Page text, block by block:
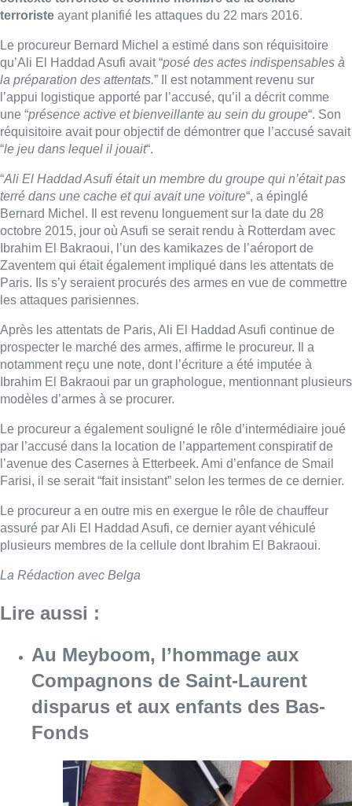
terroriste ayant planifié les attaques du 22 mars 2016.
Le procureur Bernard Michel a estimé dans son réquisitoire
qu’Ali El Haddad Asufi avait “posé des actes indispensables à
la préparation des attentats.” Il est notamment revenu sur
l’appui logistique apporté par l’accusé, qu’il a décrit comme
une “présence active et bienveillante au sein du groupe“. Son
réquisitoire avait pour objectif de démontrer que l’accusé savait
“le jeu dans lequel il jouait“.
“Ali El Haddad Asufi était un membre du groupe qui n’était pas
terré dans une cache et qui avait une voiture“, a épinglé
Bernard Michel. Il est revenu longuement sur la date du 28
octobre 2015, jour où Asufi se serait rendu à Rotterdam avec
Ibrahim El Bakraoui, l’un des kamikazes de l’aéroport de
Zaventem qui était également impliqué dans les attentats de
Paris. Ils s’y seraient procurés des armes en vue de commettre
les attaques parisiennes.
Après les attentats de Paris, Ali El Haddad Asufi continue de
prospecter le marché des armes, affirme le procureur. Il a
notamment reçu une note, dont l’écriture a été imputée à
Ibrahim El Bakraoui par un graphologue, mentionnant plusieurs
modèles d’armes à se procurer.
Le procureur a également souligné le rôle d’intermédiaire joué
par l’accusé dans la location de l’appartement conspiratif de
l’avenue des Casernes à Etterbeek. Ami d’enfance de Smail
Farisi, il se serait “fait insistant” selon les termes de ce dernier.
Le procureur a en outre mis en exergue le rôle de chauffeur
assuré par Ali El Haddad Asufi, ce dernier ayant véhiculé
plusieurs membres de la cellule dont Ibrahim El Bakraoui.
La Rédaction avec Belga
Lire aussi :
Au Meyboom, l’hommage aux
Compagnons de Saint-Laurent
disparus et aux enfants des Bas-
Fonds